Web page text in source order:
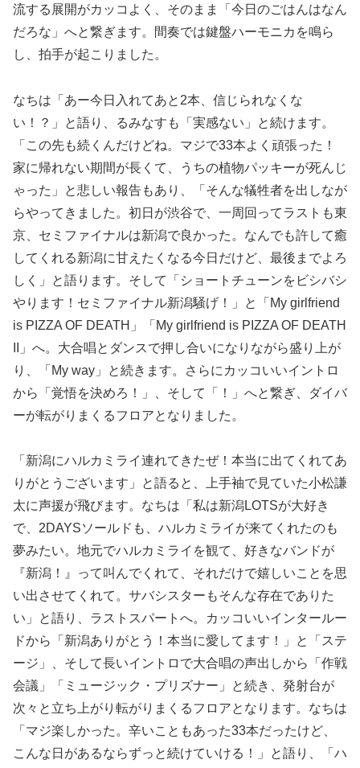
流する展開がカッコよく、そのまま「今日のごはんはなん
だろな」へと繋ぎます。間奏では鍵盤ハーモニカを鳴ら
し、拍手が起こりました。
なちは「あー今日入れてあと2本、信じられなくな
い！？」と語り、るみなすも「実感ない」と続けます。
「この先も続くんだけどね。マジで33本よく頑張った！
家に帰れない期間が長くて、うちの植物パッキーが死んじ
ゃった」と悲しい報告もあり、「そんな犠牲者を出しなが
らやってきました。初日が渋谷で、一周回ってラストも東
京、セミファイナルは新潟で良かった。なんでも許して癒
してくれる新潟に甘えたくなる今日だけど、最後までよろ
しく」と語ります。そして「ショートチューンをビシバシ
やります！セミファイナル新潟騒げ！」と「My girlfriend
is PIZZA OF DEATH」「My girlfriend is PIZZA OF DEATH
II」へ。大合唱とダンスで押し合いになりながら盛り上が
り、「My way」と続きます。さらにカッコいいイントロ
から「覚悟を決めろ！」、そして「！」へと繋ぎ、ダイバ
ーが転がりまくるフロアとなりました。
「新潟にハルカミライ連れてきたぜ！本当に出てくれてあ
りがとうございます」と語ると、上手袖で見ていた小松謙
太に声援が飛びます。なちは「私は新潟LOTSが大好き
で、2DAYSソールドも、ハルカミライが来てくれたのも
夢みたい。地元でハルカミライを観て、好きなバンドが
『新潟！』って叫んでくれて、それだけで嬉しいことを思
い出させてくれて。サバシスターもそんな存在でありた
い」と語り、ラストスパートへ。カッコいいインタールー
ドから「新潟ありがとう！本当に愛してます！」と「ステ
ージ」、そして長いイントロで大合唱の声出しから「作戦
会議」「ミュージック・プリズナー」と続き、発射台が
次々と立ち上がり転がりまくるフロアとなります。なちは
「マジ楽しかった。辛いこともあった33本だったけど、
こんな日があるならずっと続けていける！」と語り、「ハ